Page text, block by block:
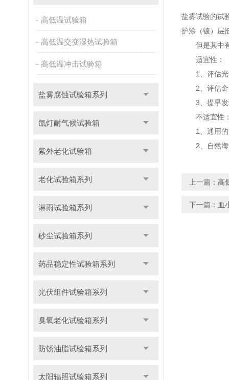
高低温试验箱
高低温交变湿热试验箱
高低温冲击试验箱
盐雾腐蚀试验箱系列
氙灯耐气候试验箱
紫外老化试验箱
老化试验箱系列
淋雨试验箱系列
砂尘试验箱系列
药品稳定性试验箱系列
光伏组件试验箱系列
臭氧老化试验箱系列
防锈油脂试验箱系列
太阳辐照试验箱系列
盐雾试验的试
护涂（镀）层
但是其中有
适宜性：
1、评估光
2、评估金
3、提早发
不适宜性
1、通用的
2、自然海
上一篇： 高
下一篇： 血